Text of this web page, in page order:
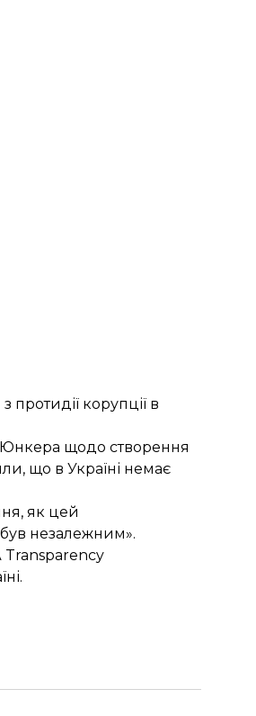
протидії корупції в
щодо створення
що в Україні немає
як цей
незалежним».
Transparency
.